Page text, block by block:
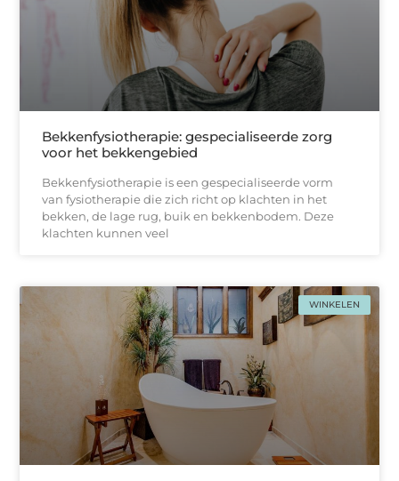
Bekkenfysiotherapie: gespecialiseerde zorg
voor het bekkengebied
Bekkenfysiotherapie is een gespecialiseerde vorm
van fysiotherapie die zich richt op klachten in het
bekken, de lage rug, buik en bekkenbodem. Deze
klachten kunnen veel
WINKELEN